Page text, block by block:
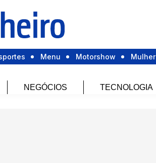
Menu Motorshow Mulher
NEGÓCIOS TECNOLOGIA